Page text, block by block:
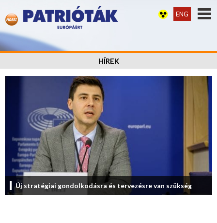
ENG
HÍREK
Új stratégiai gondolkodásra és tervezésre van szükség